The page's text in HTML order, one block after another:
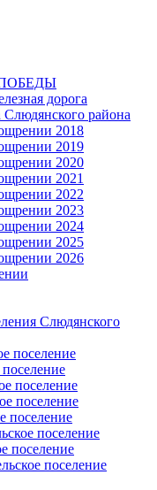
дорога
района
2018
2019
2020
2021
2022
2023
2024
2025
2026
Слюдянского
поселение
поселение
поселение
поселение
поселение
поселение
поселение
поселение